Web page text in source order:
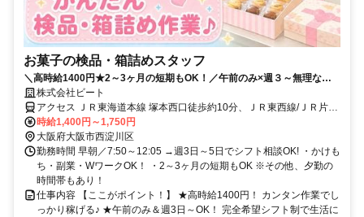
お菓子の検品・箱詰めスタッフ
＼高時給1400円★2～3ヶ月の短期もOK！／午前のみ×週３～無理なく
勤務◎未経験歓迎！誰でも知っている大手お菓子メーカー♪
株式会社ビート
アクセス ＪＲ東海道本線 塚本西口徒歩約10分、ＪＲ東西線/ＪＲ片町
線〔学研都市線〕 御幣島3番口徒歩約11分、阪神本線 姫島徒歩約18
分 塚本駅・御幣島駅より徒歩10分、→交通費支給 ・駅チカ！
時給1,400円～1,750円
大阪府大阪市西淀川区
勤務時間 早朝／7:50～12:05 →週3日～5日でシフト相談OK! ・かけも
ち・副業・WワークOK！ ・2～3ヶ月の短期もOK ※その他、夕勤の
時間帯もあり！
仕事内容 【ここがポイント！】 ★高時給1400円！ カンタン作業でし
っかり稼げる♪ ★午前のみ＆週3日～OK！ 完全希望シフト制で生活に